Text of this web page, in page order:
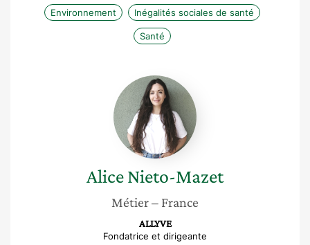
Environnement Inégalités sociales de santé
Santé
Alice
Nieto-
Mazet
AliceNieto-Mazet
Métier– France
ALLYVE
Fondatrice et dirigeante